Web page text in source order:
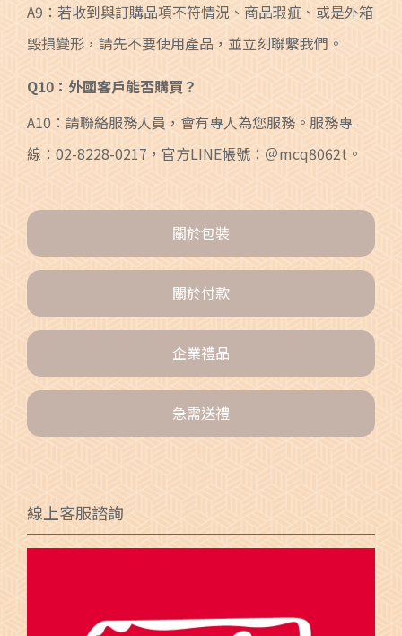
關於包裝
關於付款
企業禮品
急需送禮
線上客服諮詢
A9：若收到與訂購品項不符情況、商品瑕疵、或是外箱
毀損變形，請先不要使用產品，並立刻聯繫我們。
Q10：外國客戶能否購買？
A10：請聯絡服務人員，會有專人為您服務。服務專
線：02-8228-0217，官方LINE帳號：＠mcq8062t。